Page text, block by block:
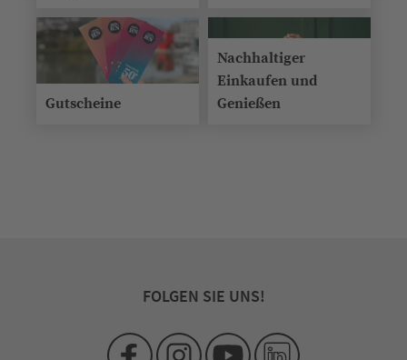
Gutscheine
Nachhaltiger
Einkaufen und
Genießen
FOLGEN SIE UNS!